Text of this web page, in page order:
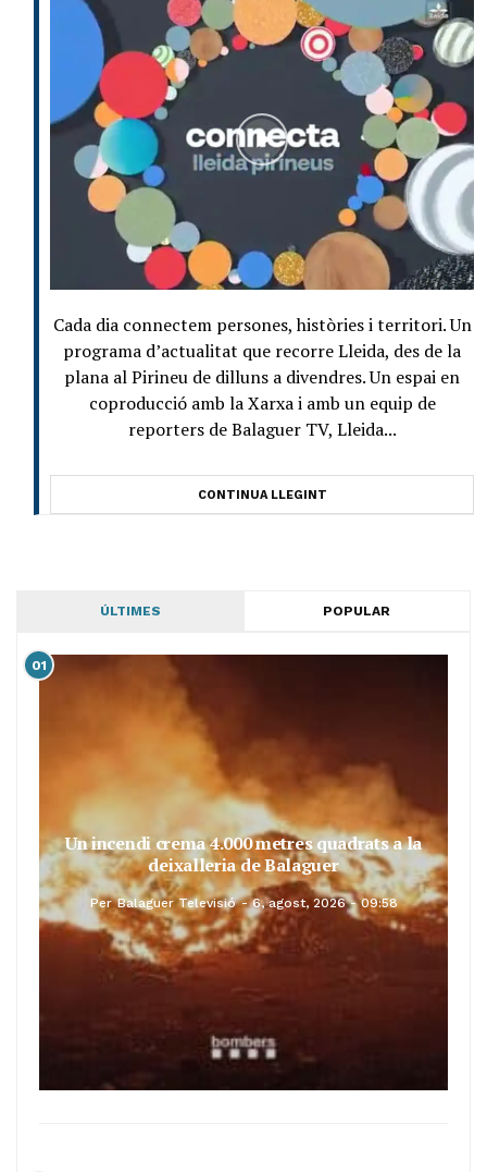
Cada dia connectem persones, històries i territori. Un
programa d’actualitat que recorre Lleida, des de la
plana al Pirineu de dilluns a divendres. Un espai en
coproducció amb la Xarxa i amb un equip de
reporters de Balaguer TV, Lleida...
CONTINUA LLEGINT
ÚLTIMES POPULAR
01
Un incendi crema 4.000 metres quadrats a la
deixalleria de Balaguer
Per Balaguer Televisió 6, agost, 2026 - 09:58